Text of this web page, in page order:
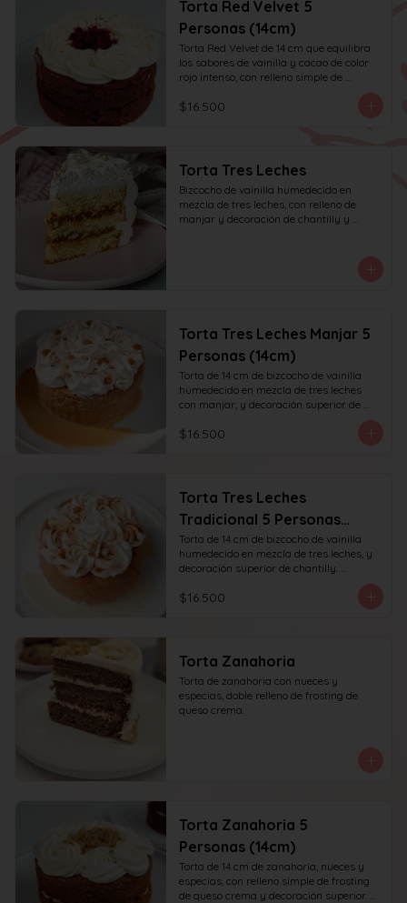
Torta Red Velvet 5
Personas (14cm)
Torta Red Velvet de 14 cm que equilibra
los sabores de vainilla y cacao de color
rojo intenso, con relleno simple de
solo en la parte superior. Recomendada
$16.500
Torta Tres Leches
Bizcocho de vainilla humedecido en
mezcla de tres leches, con relleno de
manjar y decoración de chantilly y
Torta Tres Leches Manjar 5
Personas (14cm)
Torta de 14 cm de bizcocho de vainilla
humedecido en mezcla de tres leches
con manjar, y decoración superior de
chantilly y manjar. recomendada para 6
personas.
$16.500
Torta Tres Leches
Tradicional 5 Personas
(14cm)
Torta de 14 cm de bizcocho de vainilla
humedecido en mezcla de tres leches, y
decoración superior de chantilly.
$16.500
Torta Zanahoria
Torta de zanahoria con nueces y
especias, doble relleno de frosting de
queso crema.
Torta Zanahoria 5
Personas (14cm)
Torta de 14 cm de zanahoria, nueces y
especias, con relleno simple de frosting
de queso crema y decoración superior.